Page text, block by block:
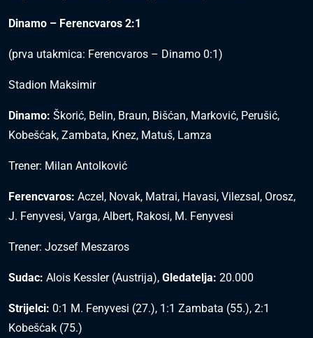
Dinamo – Ferencvaros 2:1
(prva utakmica: Ferencvaros – Dinamo 0:1)
Stadion Maksimir
Dinamo: Škorić, Belin, Braun, Bišćan, Marković, Perušić,
Kobešćak, Zambata, Knez, Matuš, Lamza
Trener: Milan Antolković
Ferencvaros: Aczel, Novak, Matrai, Havasi, Vilezsal, Orosz,
J. Fenyvesi, Varga, Albert, Rakosi, M. Fenyvesi
Trener: Jozsef Meszaros
Sudac: Alois Kessler (Austrija), Gledatelja: 20.000
Strijelci: 0:1 M. Fenyvesi (27.), 1:1 Zambata (55.), 2:1
Kobešćak (75.)